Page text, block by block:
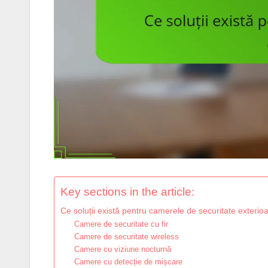
Key sections in the article:
Ce soluții există pentru camerele de securitate
Camere de securitate cu fir
Camere de securitate wireless
Camere cu viziune nocturnă
Camere cu detecție de mișcare